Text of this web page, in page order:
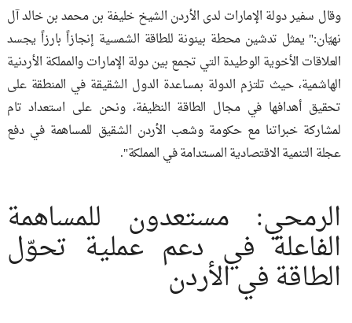
وقال سفير دولة الإمارات لدى الأردن الشيخ خليفة بن محمد بن خالد آل
نهيّان:" يمثل تدشين محطة بينونة للطاقة الشمسية إنجازاً بارزاً يجسد
العلاقات الأخوية الوطيدة التي تجمع بين دولة الإمارات والمملكة الأردنية
الهاشمية، حيث تلتزم الدولة بمساعدة الدول الشقيقة في المنطقة على
تحقيق أهدافها في مجال الطاقة النظيفة، ونحن على استعداد تام
لمشاركة خبراتنا مع حكومة وشعب الأردن الشقيق للمساهمة في دفع
عجلة التنمية الاقتصادية المستدامة في المملكة".
الرمحي: مستعدون للمساهمة
الفاعلة في دعم عملية تحوّل
الطاقة في الأردن